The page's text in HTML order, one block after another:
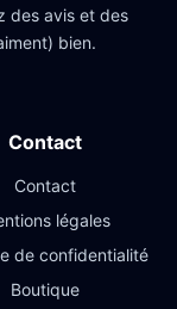
des avis et des
bien.
Contact
Contact
légales
de confidentialité
Boutique